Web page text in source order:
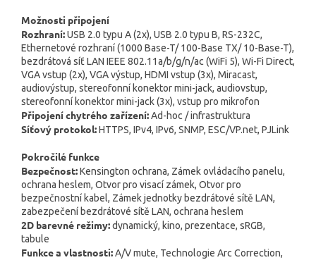
Možnosti připojení
Rozhraní:USB 2.0 typu A (2x), USB 2.0 typu B, RS-232C,
Ethernetové rozhraní (1000 Base-T/ 100-Base TX/ 10-Base-T),
bezdrátová síť LAN IEEE 802.11a/b/g/n/ac (WiFi 5), Wi-Fi Direct,
VGA vstup (2x), VGA výstup, HDMI vstup (3x), Miracast,
audiovýstup, stereofonní konektor mini-jack, audiovstup,
stereofonní konektor mini-jack (3x), vstup pro mikrofon
Připojení chytrého zařízení:Ad-hoc / infrastruktura
Síťový protokol:HTTPS, IPv4, IPv6, SNMP, ESC/VP.net, PJLink
Pokročilé funkce
Bezpečnost:Kensington ochrana, Zámek ovládacího panelu,
ochrana heslem, Otvor pro visací zámek, Otvor pro
bezpečnostní kabel, Zámek jednotky bezdrátové sítě LAN,
zabezpečení bezdrátové sítě LAN, ochrana heslem
2D barevné režimy:dynamický, kino, prezentace, sRGB,
tabule
Funkce a vlastnosti:A/V mute, Technologie Arc Correction,